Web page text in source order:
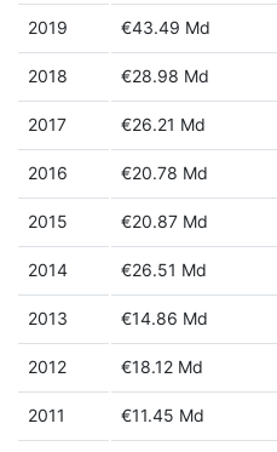
2019 €43.49 Md
2018 €28.98 Md
2017 €26.21 Md
2016 €20.78 Md
2015 €20.87 Md
2014 €26.51 Md
2013 €14.86 Md
2012 €18.12 Md
2011 €11.45 Md